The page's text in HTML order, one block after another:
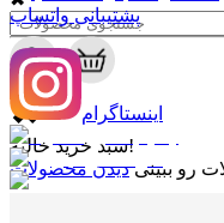
0
✖
سبد خرید خالیه!
رو ببینی
پشتیبانی واتساپ
اینستاگرام